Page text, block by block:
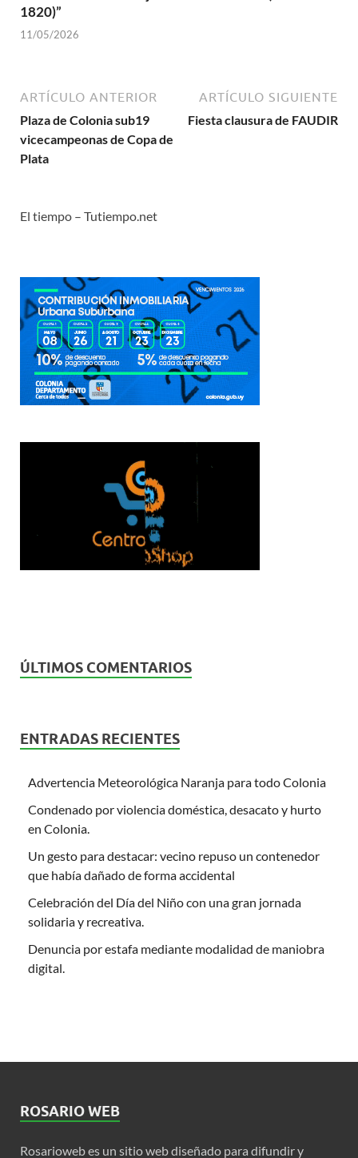
1820)”
11/05/2026
ARTÍCULO ANTERIOR
Plaza de Colonia sub19
vicecampeonas de Copa de
Plata
ARTÍCULO SIGUIENTE
Fiesta clausura de FAUDIR
El tiempo – Tutiempo.net
ÚLTIMOS COMENTARIOS
ENTRADAS RECIENTES
Advertencia Meteorológica Naranja para todo Colonia
Condenado por violencia doméstica, desacato y hurto
en Colonia.
Un gesto para destacar: vecino repuso un contenedor
que había dañado de forma accidental
Celebración del Día del Niño con una gran jornada
solidaria y recreativa.
Denuncia por estafa mediante modalidad de maniobra
digital.
ROSARIO WEB
Rosarioweb es un sitio web diseñado para difundir y